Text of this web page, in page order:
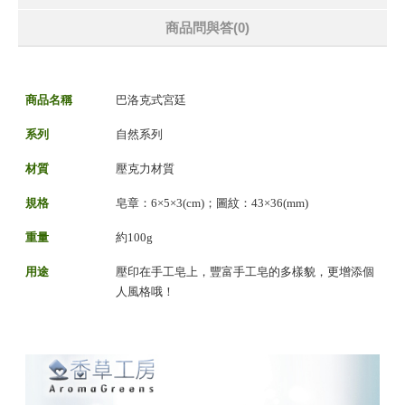
商品問與答(0)
商品名稱 巴洛克式宮廷
系列 自然系列
材質 壓克力材質
規格 皂章：6×5×3(cm)；圖紋：43×36(mm)
重量 約100g
用途
壓印在手工皂上，豐富手工皂的多樣貌，更增添個
人風格哦！